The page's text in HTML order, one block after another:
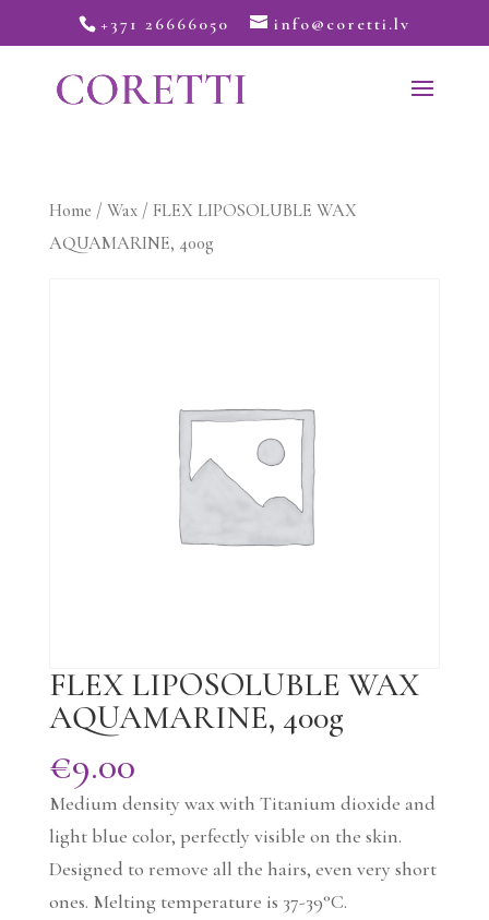
+371 26666050 info@coretti.lv
Home / Wax/ FLEX LIPOSOLUBLE WAX
AQUAMARINE, 400g
FLEX LIPOSOLUBLE WAX
AQUAMARINE, 400g
€9.00
Medium density wax with Titanium dioxide and
light blue color, perfectly visible on the skin.
Designed to remove all the hairs, even very short
ones. Melting temperature is 37-39°C.